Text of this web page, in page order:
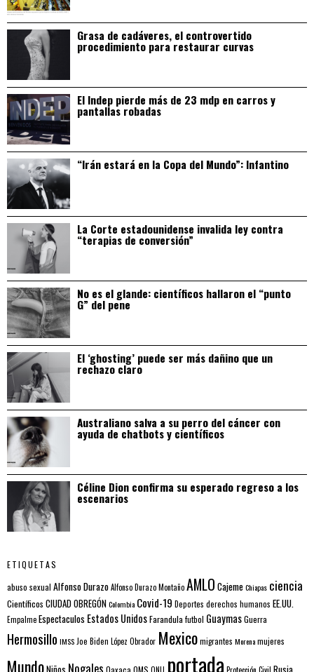
Grasa de cadáveres, el controvertido
procedimiento para restaurar curvas
El Indep pierde más de 23 mdp en carros y
pantallas robadas
“Irán estará en la Copa del Mundo”: Infantino
La Corte estadounidense invalida ley contra
“terapias de conversión”
No es el glande: científicos hallaron el “punto
G” del pene
El ‘ghosting’ puede ser más dañino que un
rechazo claro
Australiano salva a su perro del cáncer con
ayuda de chatbots y científicos
Céline Dion confirma su esperado regreso a los
escenarios
ETIQUETAS
abuso sexual Alfonso DurazoAlfonso Durazo MontañoAMLO CajemeChiapas ciencia
Científicos CIUDAD OBREGÓNColombia Covid-19 Deportes derechos humanos EE.UU.
EmpalmeEspectaculos Estados UnidosFarandula futbol GuaymasGuerra
Hermosillo IMSS Joe Biden López Obrador Mexicomigrantes Morenamujeres
Mundo Nogales Oaxaca OMS ONU portada Protección Civil Rusia